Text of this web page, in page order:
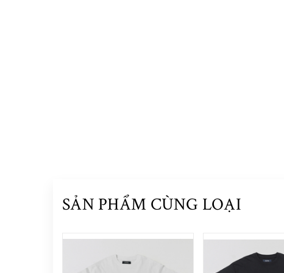
SẢN PHẨM CÙNG LOẠI